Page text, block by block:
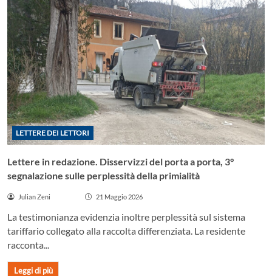
LETTERE DEI LETTORI
Lettere in redazione. Disservizzi del porta a porta, 3°
segnalazione sulle perplessità della primialità
Julian Zeni 21 Maggio 2026
La testimonianza evidenzia inoltre perplessità sul sistema
tariffario collegato alla raccolta differenziata. La residente
racconta...
Leggi di più